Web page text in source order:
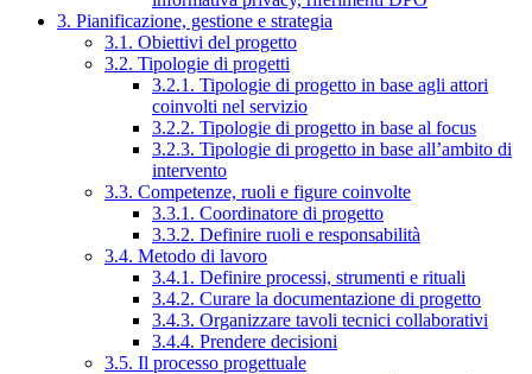
3. Pianificazione, gestione e strategia
3.1. Obiettivi del progetto
3.2. Tipologie di progetti
3.2.1. Tipologie di progetto in base agli attori
coinvolti nel servizio
3.2.2. Tipologie di progetto in base al focus
3.2.3. Tipologie di progetto in base all’ambito di
intervento
3.3. Competenze, ruoli e figure coinvolte
3.3.1. Coordinatore di progetto
3.3.2. Definire ruoli e responsabilità
3.4. Metodo di lavoro
3.4.1. Definire processi, strumenti e rituali
3.4.2. Curare la documentazione di progetto
3.4.3. Organizzare tavoli tecnici collaborativi
3.4.4. Prendere decisioni
3.5. Il processo progettuale